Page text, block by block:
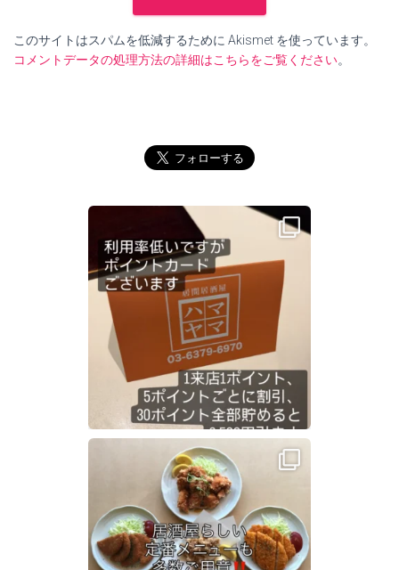
このサイトはスパムを低減するために Akismet を使っています。
コメントデータの処理方法の詳細はこちらをご覧ください。